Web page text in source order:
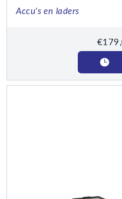
Accu's en laders
€